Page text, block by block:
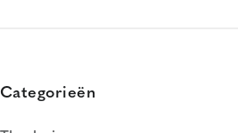
Categorieën